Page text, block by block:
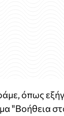
όπως
"Βοήθεια